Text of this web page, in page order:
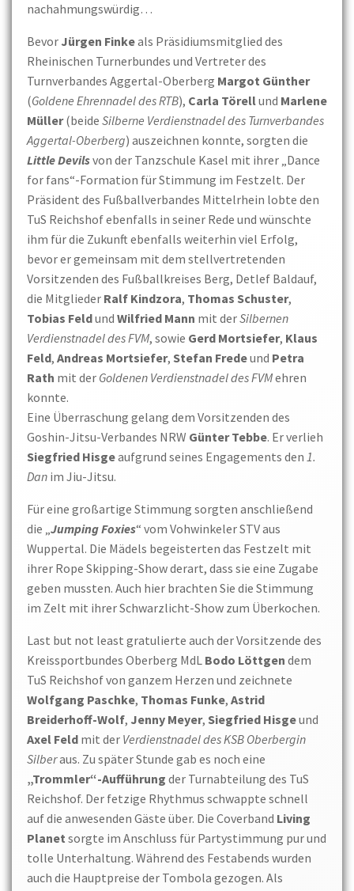
nachahmungswürdig…
Bevor Jürgen Finkeals Präsidiumsmitglied des
Rheinischen Turnerbundes und Vertreter des
Turnverbandes Aggertal-Oberberg Margot Günther
(Goldene Ehrennadel des RTB), Carla Törellund Marlene
Müller(beide Silberne Verdienstnadel des Turnverbandes
Aggertal-Oberberg) auszeichnen konnte, sorgten die
Little Devilsvon der Tanzschule Kasel mit ihrer „Dance
for fans“-Formation für Stimmung im Festzelt. Der
Präsident des Fußballverbandes Mittelrhein lobte den
TuS Reichshof ebenfalls in seiner Rede und wünschte
ihm für die Zukunft ebenfalls weiterhin viel Erfolg,
bevor er gemeinsam mit dem stellvertretenden
Vorsitzenden des Fußballkreises Berg, Detlef Baldauf,
die Mitglieder Ralf Kindzora, Thomas Schuster,
Tobias Feldund Wilfried Mann mit derSilbernen
Verdienstnadel des FVM, sowie Gerd Mortsiefer, Klaus
Feld, Andreas Mortsiefer, Stefan Fredeund Petra
Rath mit der Goldenen Verdienstnadel des FVMehren
konnte.
Eine Überraschung gelang dem Vorsitzenden des
Goshin-Jitsu-Verbandes NRW Günter Tebbe. Er verlieh
Siegfried Hisgeaufgrund seines Engagements den 1.
Dan im Jiu-Jitsu.
Für eine großartige Stimmung sorgten anschließend
die „Jumping Foxies“ vom Vohwinkeler STV aus
Wuppertal. Die Mädels begeisterten das Festzelt mit
ihrer Rope Skipping-Show derart, dass sie eine Zugabe
geben mussten. Auch hier brachten Sie die Stimmung
im Zelt mit ihrer Schwarzlicht-Show zum Überkochen.
Last but not least gratulierte auch der Vorsitzende des
Kreissportbundes Oberberg MdL Bodo Löttgen dem
TuS Reichshof von ganzem Herzen und zeichnete
Wolfgang Paschke, Thomas Funke, Astrid
Breiderhoff-Wolf, Jenny Meyer, Siegfried Hisgeund
Axel Feld mit der Verdienstnadel des KSB Oberbergin
Silberaus. Zu später Stunde gab es noch eine
„Trommler“-Aufführung der Turnabteilung des TuS
Reichshof. Der fetzige Rhythmus schwappte schnell
auf die anwesenden Gäste über. Die Coverband Living
Planet sorgte im Anschluss für Partystimmung pur und
tolle Unterhaltung. Während des Festabends wurden
auch die Hauptpreise der Tombola gezogen. Als